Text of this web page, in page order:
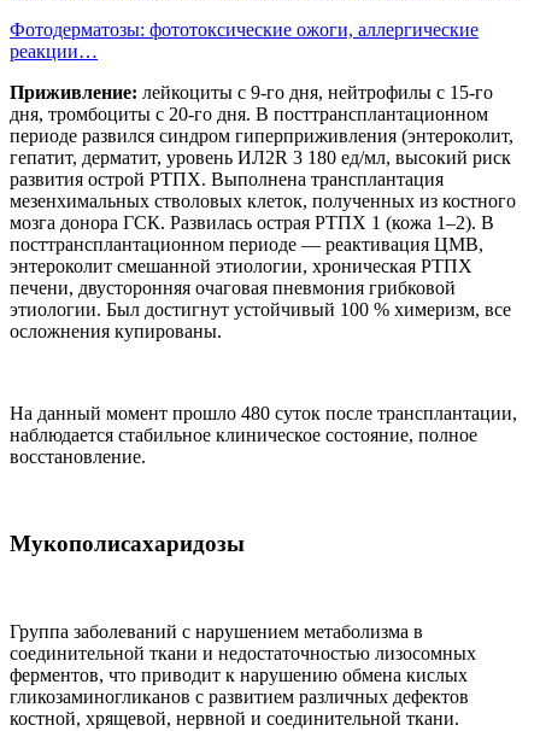
Фотодерматозы: фототоксические ожоги, аллергические
реакции…
Приживление: лейкоциты с 9-го дня, нейтрофилы с 15-го
дня, тромбоциты с 20-го дня. В посттрансплантационном
периоде развился синдром гиперприживления (энтероколит,
гепатит, дерматит, уровень ИЛ2R 3 180 ед/мл, высокий риск
развития острой РТПХ. Выполнена трансплантация
мезенхимальных стволовых клеток, полученных из костного
мозга донора ГСК. Развилась острая РТПХ 1 (кожа 1–2). В
посттрансплантационном периоде — реактивация ЦМВ,
энтероколит смешанной этиологии, хроническая РТПХ
печени, двусторонняя очаговая пневмония грибковой
этиологии. Был достигнут устойчивый 100 % химеризм, все
осложнения купированы.
На данный момент прошло 480 суток после трансплантации,
наблюдается стабильное клиническое состояние, полное
восстановление.
Мукополисахаридозы
Группа заболеваний с нарушением метаболизма в
соединительной ткани и недостаточностью лизосомных
ферментов, что приводит к нарушению обмена кислых
гликозаминогликанов с развитием различных дефектов
костной, хрящевой, нервной и соединительной ткани.